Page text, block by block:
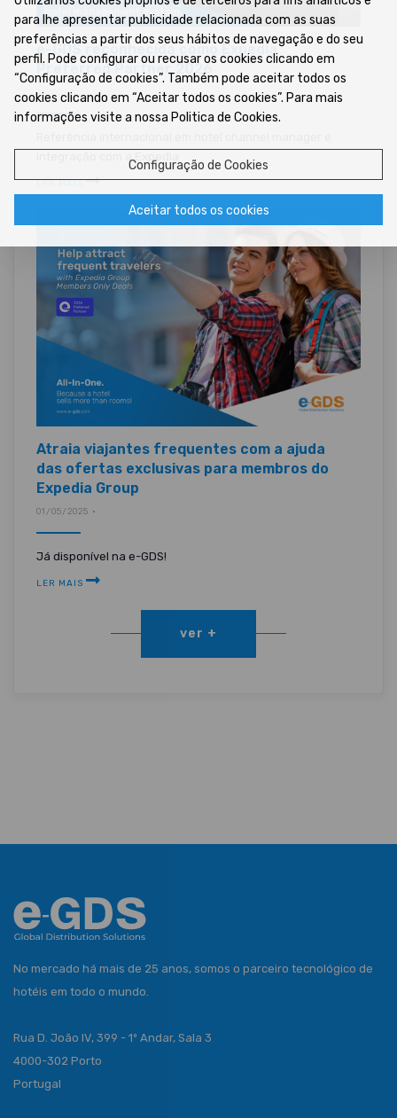
e-GDS reconhecida como Expedia
Preferred Partner 2026
26/02/2026 •
LER MAIS
Atraia viajantes frequentes com a ajuda
das ofertas exclusivas para membros do
Expedia Group
01/05/2025 •
Já disponível na e-GDS!
LER MAIS
ver +
No mercado há mais de 25 anos, somos o parceiro tecnológico de
hotéis em todo o mundo.
Rua D. João IV, 399 - 1º Andar, Sala 3
4000-302 Porto
Portugal
para lhe apresentar publicidade relacionada com as suas
preferências a partir dos seus hábitos de navegação e do seu
perfil. Pode configurar ou recusar os cookies clicando em
“Configuração de cookies”. Também pode aceitar todos os
cookies clicando em “Aceitar todos os cookies”. Para mais
informações visite a nossa Politica de Cookies.
Configuração de Cookies
Aceitar todos os cookies